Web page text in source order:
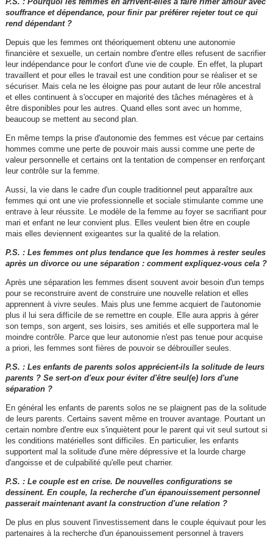
souffrance et dépendance, pour finir par préférer rejeter tout ce qui
rend dépendant ?
Depuis que les femmes ont théoriquement obtenu une autonomie
financière et sexuelle, un certain nombre d'entre elles refusent de sacrifier
leur indépendance pour le confort d'une vie de couple. En effet, la plupart
travaillent et pour elles le travail est une condition pour se réaliser et se
sécuriser. Mais cela ne les éloigne pas pour autant de leur rôle ancestral
et elles continuent à s'occuper en majorité des tâches ménagères et à
être disponibles pour les autres. Quand elles sont avec un homme,
beaucoup se mettent au second plan.
En même temps la prise d'autonomie des femmes est vécue par certains
hommes comme une perte de pouvoir mais aussi comme une perte de
valeur personnelle et certains ont la tentation de compenser en renforçant
leur contrôle sur la femme.
Aussi, la vie dans le cadre d'un couple traditionnel peut apparaître aux
femmes qui ont une vie professionnelle et sociale stimulante comme une
entrave à leur réussite. Le modèle de la femme au foyer se sacrifiant pour
mari et enfant ne leur convient plus. Elles veulent bien être en couple
mais elles deviennent exigeantes sur la qualité de la relation.
P.S. : Les femmes ont plus tendance que les hommes à rester seules
après un divorce ou une séparation : comment expliquez-vous cela ?
Après une séparation les femmes disent souvent avoir besoin d'un temps
pour se reconstruire avent de construire une nouvelle relation et elles
apprennent à vivre seules. Mais plus une femme acquiert de l'autonomie
plus il lui sera difficile de se remettre en couple. Elle aura appris à gérer
son temps, son argent, ses loisirs, ses amitiés et elle supportera mal le
moindre contrôle. Parce que leur autonomie n'est pas tenue pour acquise
a priori, les femmes sont fières de pouvoir se débrouiller seules.
P.S. : Les enfants de parents solos apprécient-ils la solitude de leurs
parents ? Se sert-on d'eux pour éviter d'être seul(e) lors d'une
séparation ?
En général les enfants de parents solos ne se plaignent pas de la solitude
de leurs parents. Certains savent même en trouver avantage. Pourtant un
certain nombre d'entre eux s'inquiètent pour le parent qui vit seul surtout si
les conditions matérielles sont difficiles. En particulier, les enfants
supportent mal la solitude d'une mère dépressive et la lourde charge
d'angoisse et de culpabilité qu'elle peut charrier.
P.S. : Le couple est en crise. De nouvelles configurations se
dessinent. En couple, la recherche d'un épanouissement personnel
passerait maintenant avant la construction d'une relation ?
De plus en plus souvent l'investissement dans le couple équivaut pour les
partenaires à la recherche d'un épanouissement personnel à travers